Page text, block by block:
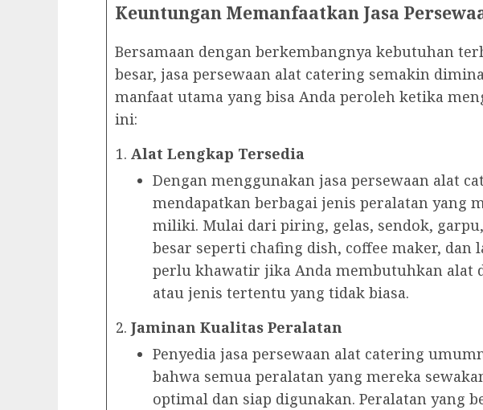
Keuntungan Memanfaatkan Jasa
Bersamaan dengan berkembangnya kebutuhan
besar, jasa persewaan alat catering semakin
manfaat utama yang bisa Anda peroleh ketika
ini:
Alat Lengkap Tersedia
Dengan menggunakan jasa persewaan alat
mendapatkan berbagai jenis peralatan yang
miliki. Mulai dari piring, gelas, sendok,
besar seperti chafing dish, coffee maker, dan
perlu khawatir jika Anda membutuhkan alat
atau jenis tertentu yang tidak biasa.
Jaminan Kualitas Peralatan
Penyedia jasa persewaan alat catering
bahwa semua peralatan yang mereka
optimal dan siap digunakan. Peralatan yang